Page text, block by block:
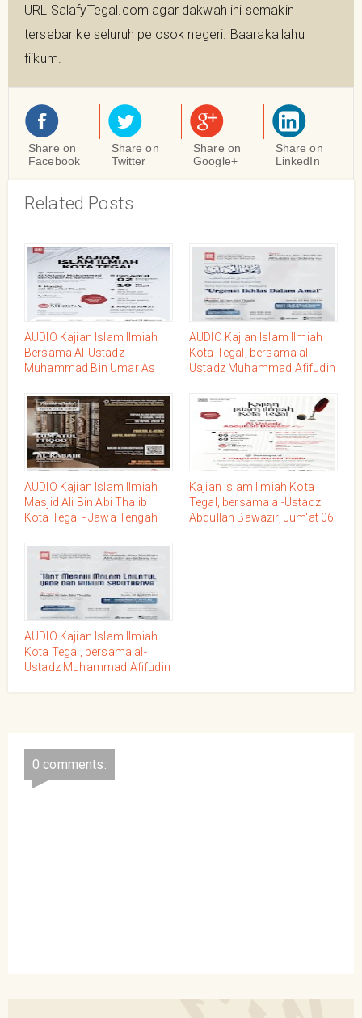
URL SalafyTegal.com agar dakwah ini semakin
tersebar ke seluruh pelosok negeri. Baarakallahu
fiikum.
Share on
Facebook
Share on
Twitter
Share on
Google+
Share on
LinkedIn
Related Posts
AUDIO Kajian Islam Ilmiah
Bersama Al-Ustadz
Muhammad Bin Umar As
Jum'at, 02 Dzulqo'dah
1445/10 Mei 2024 Masjid Ali
Bin Abi Thalib Kota Tegal -
Jawa Tengah
AUDIO Kajian Islam Ilmiah
Kota Tegal, bersama al-
Ustadz Muhammad Afifudin
Syawal 1445 / 03 Mei 2024
AUDIO Kajian Islam Ilmiah
Masjid Ali Bin Abi Thalib
Kota Tegal - Jawa Tengah
Bahri Hafidzahullah, Ahad
19 Syawal 1445 / 28 April
2024
Kajian Islam Ilmiah Kota
Tegal, bersama al-Ustadz
Abdullah Bawazir, Jum'at 06
AUDIO Kajian Islam Ilmiah
Kota Tegal, bersama al-
Ustadz Muhammad Afifudin
0 comments: